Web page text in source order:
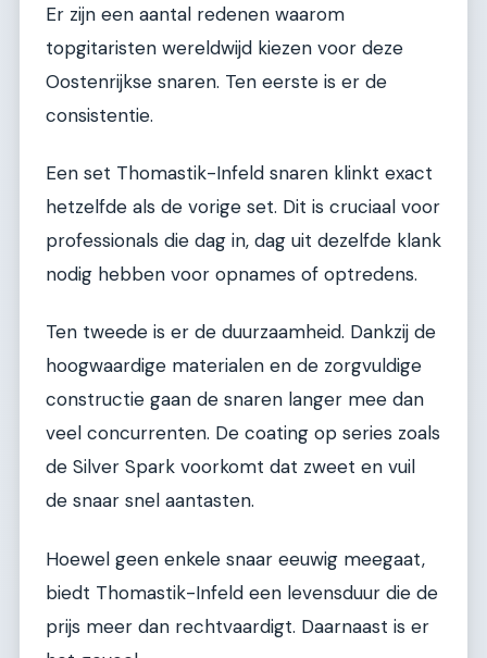
Er zijn een aantal redenen waarom
topgitaristen wereldwijd kiezen voor deze
Oostenrijkse snaren. Ten eerste is er de
consistentie.
Een set Thomastik-Infeld snaren klinkt exact
hetzelfde als de vorige set. Dit is cruciaal voor
professionals die dag in, dag uit dezelfde klank
nodig hebben voor opnames of optredens.
Ten tweede is er de duurzaamheid. Dankzij de
hoogwaardige materialen en de zorgvuldige
constructie gaan de snaren langer mee dan
veel concurrenten. De coating op series zoals
de Silver Spark voorkomt dat zweet en vuil
de snaar snel aantasten.
Hoewel geen enkele snaar eeuwig meegaat,
biedt Thomastik-Infeld een levensduur die de
prijs meer dan rechtvaardigt. Daarnaast is er